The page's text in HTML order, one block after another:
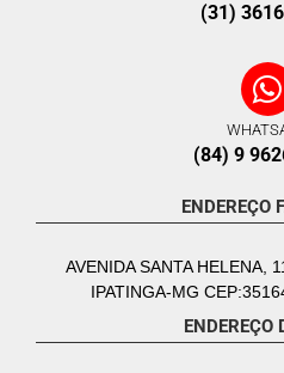
(31)
(84) 9
ENDEREÇO
AVENIDA SANTA HELENA,
IPATINGA-MG
ENDEREÇO